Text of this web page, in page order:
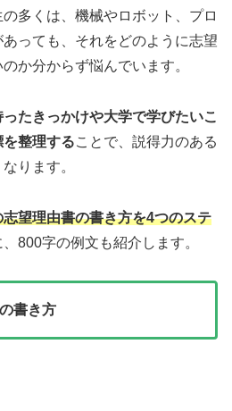
多くは、機械やロボット、プロ
っても、それをどのように志望
か分からず悩んでいます。
たきっかけや大学で学びたいこ
整理することで、説得力のある
ります。
志望理由書の書き方を4つのステ
800字の例文も紹介します。
書き方